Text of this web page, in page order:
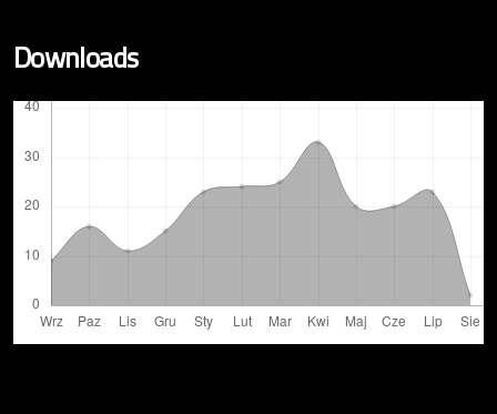
Downloads